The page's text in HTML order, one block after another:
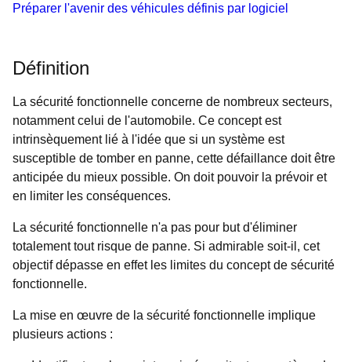
Préparer l'avenir des véhicules définis par logiciel
Définition
La sécurité fonctionnelle concerne de nombreux secteurs,
notamment celui de l'automobile. Ce concept est
intrinsèquement lié à l'idée que si un système est
susceptible de tomber en panne, cette défaillance doit être
anticipée du mieux possible. On doit pouvoir la prévoir et
en limiter les conséquences.
La sécurité fonctionnelle n'a pas pour but d'éliminer
totalement tout risque de panne. Si admirable soit-il, cet
objectif dépasse en effet les limites du concept de sécurité
fonctionnelle.
La mise en œuvre de la sécurité fonctionnelle implique
plusieurs actions :